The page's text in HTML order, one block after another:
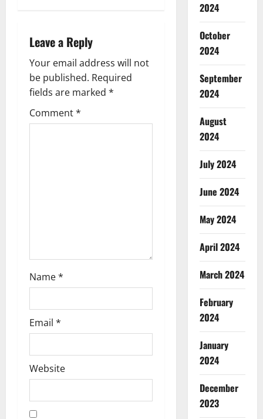
v
i
g
a
Leave a Reply
Your email address will not
be published. Required
fields are marked *
Comment*
Name*
Email *
Website
2024
October
2024
September
2024
August
2024
July 2024
June 2024
May 2024
April 2024
March 2024
February
2024
January
2024
December
2023